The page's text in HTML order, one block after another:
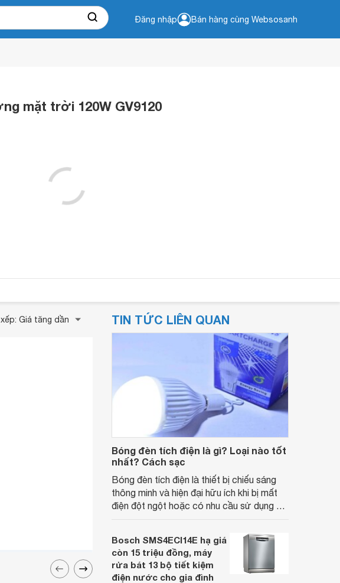
Đăng nhập Bán hàng cùng Websosanh
mặt trời 120W GV9120
Giá tăng dần TIN TỨC LIÊN QUAN
Bóng đèn tích điện là gì? Loại nào tốt
nhất? Cách sạc
Bóng đèn tích điện là thiết bị chiếu sáng
thông minh và hiện đại hữu ích khi bị mất
điện đột ngột hoặc có nhu cầu sử dụng đi
gì? Loại nào tốt nhất và cách sạc bóng
đèn tích điện qua bài viết sau.
Bosch SMS4ECI14E hạ giá
còn 15 triệu đồng, máy
rửa bát 13 bộ tiết kiệm
điện nước cho gia đình